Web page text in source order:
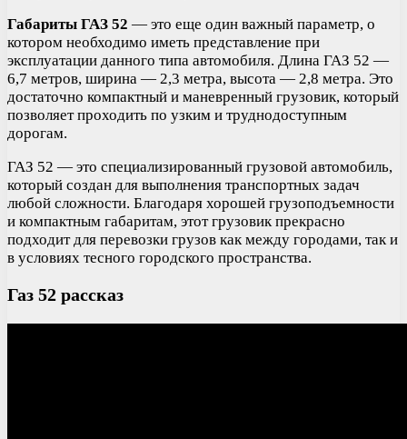
Габариты ГАЗ 52 — это еще один важный параметр, о
котором необходимо иметь представление при
эксплуатации данного типа автомобиля. Длина ГАЗ 52 —
6,7 метров, ширина — 2,3 метра, высота — 2,8 метра. Это
достаточно компактный и маневренный грузовик, который
позволяет проходить по узким и труднодоступным
дорогам.
ГАЗ 52 — это специализированный грузовой автомобиль,
который создан для выполнения транспортных задач
любой сложности. Благодаря хорошей грузоподъемности
и компактным габаритам, этот грузовик прекрасно
подходит для перевозки грузов как между городами, так и
в условиях тесного городского пространства.
Газ 52 рассказ